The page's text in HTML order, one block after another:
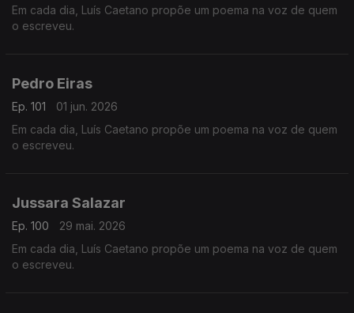
Em cada dia, Luís Caetano propõe um poema na voz de quem
o escreveu.
Pedro Eiras
Ep. 101
01 jun. 2026
Em cada dia, Luís Caetano propõe um poema na voz de quem
o escreveu.
Jussara Salazar
Ep. 100
29 mai. 2026
Em cada dia, Luís Caetano propõe um poema na voz de quem
o escreveu.